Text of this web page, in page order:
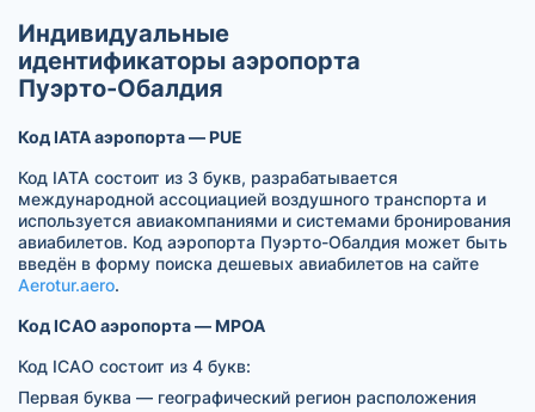
Индивидуальные
идентификаторы аэропорта
Пуэрто-Обалдия
Код IATA аэропорта — PUE
Код IATA состоит из 3 букв, разрабатывается
международной ассоциацией воздушного транспорта и
используется авиакомпаниями и системами бронирования
авиабилетов. Код аэропорта Пуэрто-Обалдия может быть
введён в форму поиска дешевых авиабилетов на сайте
Aerotur.aero.
Код ICAO аэропорта — MPOA
Код ICAO состоит из 4 букв:
Первая буква — географический регион расположения